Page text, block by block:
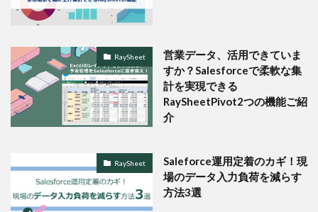
RaySheet
営業データ、活用できていま
すか？Salesforceで柔軟な集
計を実現できる
RaySheetPivot2つの機能ご紹
介
RaySheet
Saleforce運用定着のカギ！現
場のデータ入力負荷を減らす
方法3選